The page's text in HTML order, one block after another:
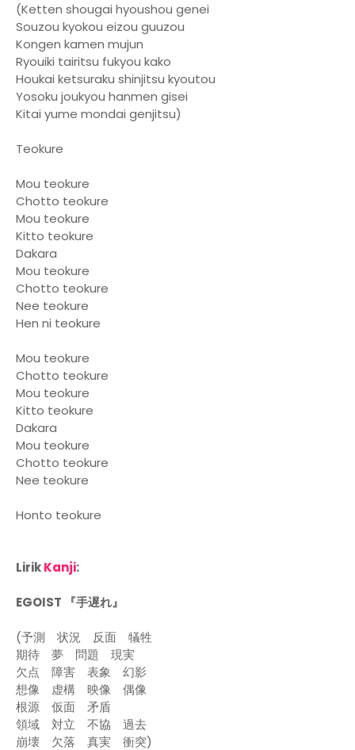
(Ketten shougai hyoushou genei
Souzou kyokou eizou guuzou
Kongen kamen mujun
Ryouiki tairitsu fukyou kako
Houkai ketsuraku shinjitsu kyoutou
Yosoku joukyou hanmen gisei
Kitai yume mondai genjitsu)
Teokure
Mou teokure
Chotto teokure
Mou teokure
Kitto teokure
Dakara
Mou teokure
Chotto teokure
Nee teokure
Hen ni teokure
Mou teokure
Chotto teokure
Mou teokure
Kitto teokure
Dakara
Mou teokure
Chotto teokure
Nee teokure
Honto teokure
LirikKanji:
EGOIST 『手遅れ』
(予測 状況 反面 犠牲
期待 夢 問題 現実
欠点 障害 表象 幻影
想像 虚構 映像 偶像
根源 仮面 矛盾
領域 対立 不協 過去
崩壊 欠落 真実 衝突)